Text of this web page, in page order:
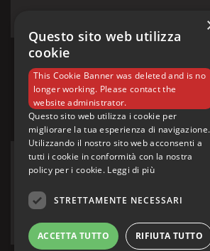
17 18
24 25 26 27
Questo sito web utilizza
cookie
This Cookie Banner was deleted and is no
longer working. Please contact the
website administrator.
Questo sito web utilizza i cookie per
migliorare la tua esperienza di navigazione.
Utilizzando il nostro sito web acconsenti a
tutti i cookie in conformità con la nostra
policy per i cookie. Leggi di più
STRETTAMENTE NECESSARI
ACCETTA TUTTO RIFIUTA TUTTO